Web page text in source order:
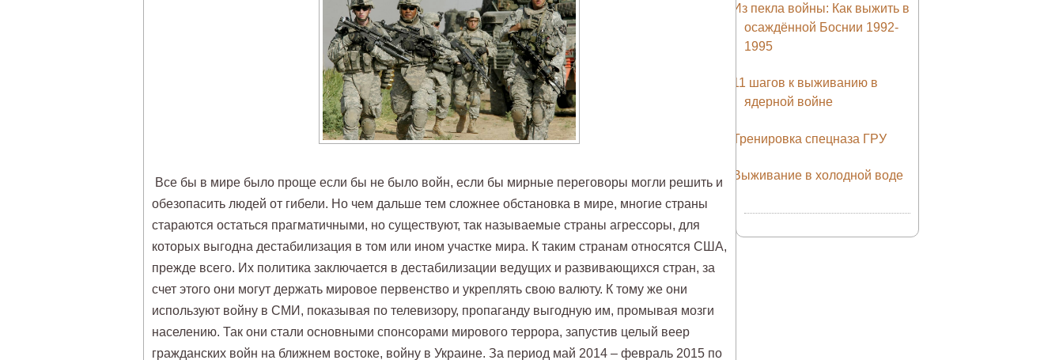
Все бы в мире было проще если бы не было войн, если бы мирные переговоры могли решить и
обезопасить людей от гибели. Но чем дальше тем сложнее обстановка в мире, многие страны
стараются остаться прагматичными, но существуют, так называемые страны агрессоры, для
которых выгодна дестабилизация в том или ином участке мира. К таким странам относятся США,
прежде всего. Их политика заключается в дестабилизации ведущих и развивающихся стран, за
счет этого они могут держать мировое первенство и укреплять свою валюту. К тому же они
используют войну в СМИ, показывая по телевизору, пропаганду выгодную им, промывая мозги
населению. Так они стали основными спонсорами мирового террора, запустив целый веер
гражданских войн на ближнем востоке, войну в Украине. За период май 2014 – февраль 2015 по
Из пекла войны: Как выжить в
осаждённой Боснии 1992-
1995
11 шагов к выживанию в
ядерной войне
Тренировка спецназа ГРУ
Выживание в холодной воде